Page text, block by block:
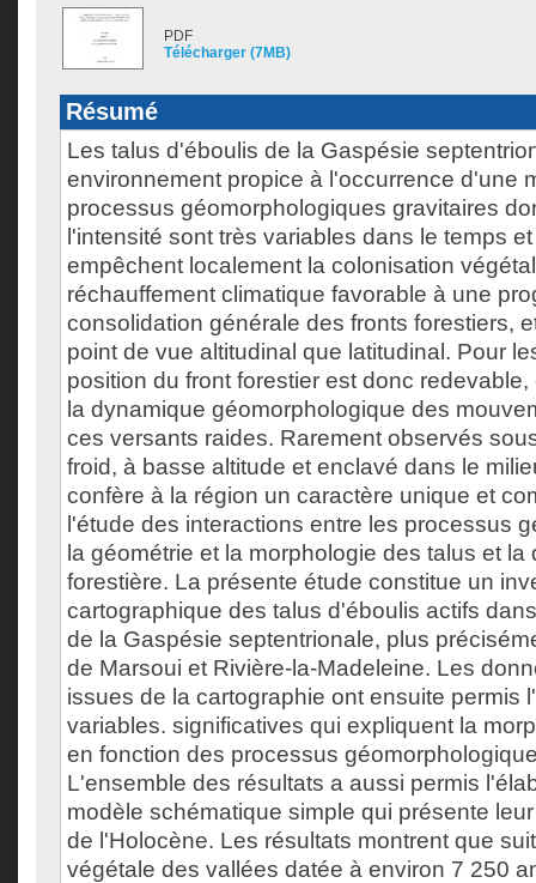
PDF
Télécharger (7MB)
Résumé
Les talus d'éboulis de la Gaspésie
environnement propice à l'occurrence d'une
processus géomorphologiques gravitaires
l'intensité sont très variables dans le temps
empêchent localement la colonisation
réchauffement climatique favorable à une
consolidation générale des fronts forestiers,
point de vue altitudinal que latitudinal. Pour
position du front forestier est donc
la dynamique géomorphologique des
ces versants raides. Rarement observés
froid, à basse altitude et enclavé dans le
confère à la région un caractère unique et
l'étude des interactions entre les processus
la géométrie et la morphologie des talus et la
forestière. La présente étude constitue un
cartographique des talus d'éboulis actifs
de la Gaspésie septentrionale, plus
de Marsoui et Rivière-la-Madeleine. Les
issues de la cartographie ont ensuite permis
variables. significatives qui expliquent la
en fonction des processus
L'ensemble des résultats a aussi permis
modèle schématique simple qui présente
de l'Holocène. Les résultats montrent que
végétale des vallées datée à environ 7 250